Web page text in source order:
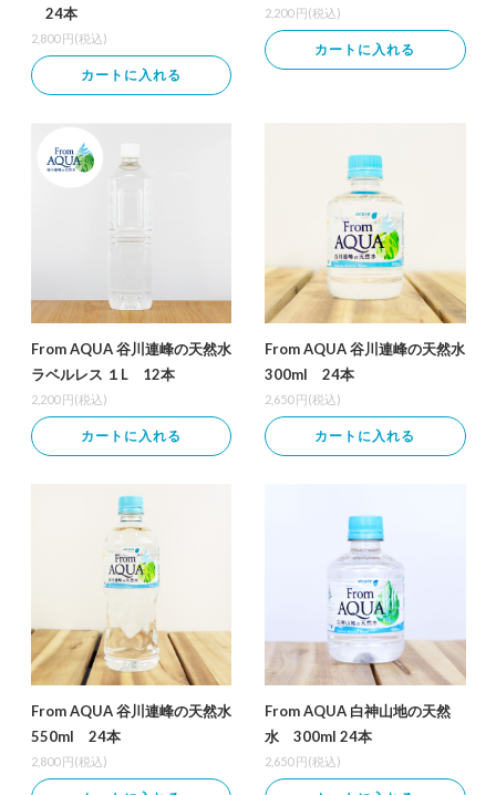
24本
2,800 円(税込)
カートに入れる
2,200 円(税込)
カートに入れる
From AQUA 谷川連峰の天然水
ラベルレス １L 12本
2,200 円(税込)
カートに入れる
From AQUA 谷川連峰の天然水
300ml 24本
2,650 円(税込)
カートに入れる
From AQUA 谷川連峰の天然水
550ml 24本
2,800 円(税込)
From AQUA 白神山地の天然
水 300ml 24本
2,650 円(税込)